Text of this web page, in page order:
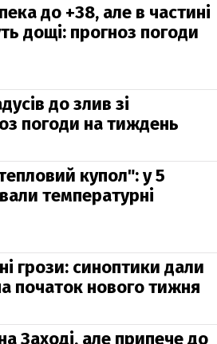
до +38, але в частині
дощі: прогноз погоди
до злив зі
погоди на тиждень
купол": у 5
температурні
грози: синоптики дали
початок нового тижня
Заході, але припече до